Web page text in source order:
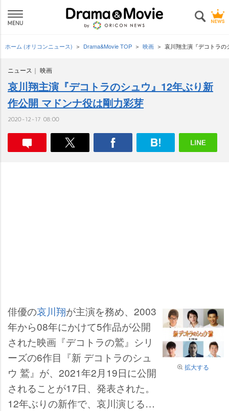
ホーム (オリコンニュース) Drama&Movie TOP 映画 哀川翔主演『デコトラ
ニュース 映画
哀川翔主演『デコトラのシュウ』12年ぶり新
作公開 マドンナ役は剛力彩芽
2020-12-17 08:00
拡大する
俳優の哀川翔が主演を務め、2003
年から08年にかけて5作品が公開
された映画『デコトラの鷲』シリ
ーズの6作目『新 デコトラのシュ
ウ 鷲』が、2021年2月19日に公開
されることが17日、発表された。
12年ぶりの新作で、哀川演じるト